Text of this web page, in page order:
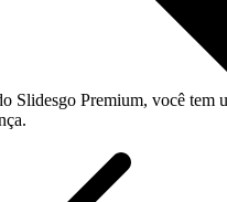
Slidesgo Premium, você